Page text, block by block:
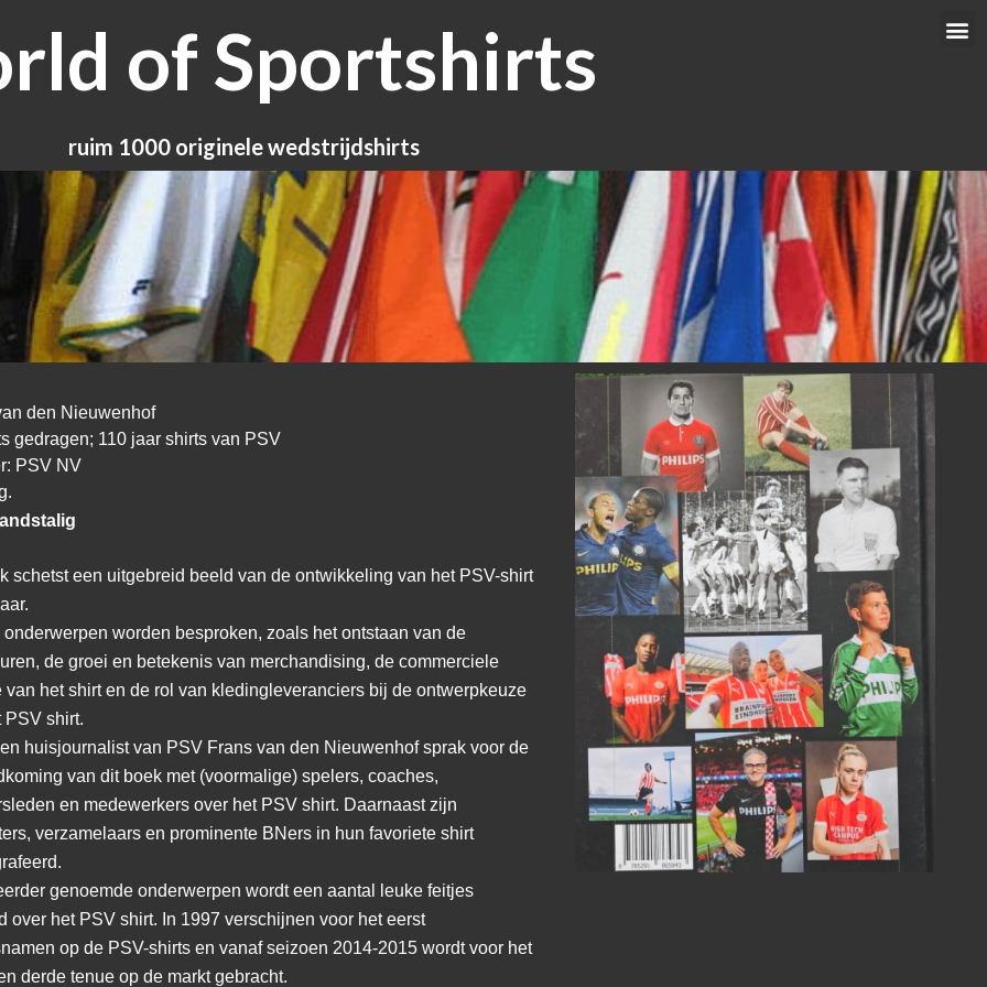
of Sportshirts
ruim 1000 originele wedstrijdshirts
den Nieuwenhof
gedragen; 110 jaar shirts van PSV
PSV NV
schetst een uitgebreid beeld van de ontwikkeling van het PSV-shirt
onderwerpen worden besproken, zoals het ontstaan van de
de groei en betekenis van merchandising, de commerciele
van het shirt en de rol van kledingleveranciers bij de ontwerpkeuze
PSV shirt.
huisjournalist van PSV Frans van den Nieuwenhof sprak voor de
van dit boek met (voormalige) spelers, coaches,
en medewerkers over het PSV shirt. Daarnaast zijn
verzamelaars en prominente BNers in hun favoriete shirt
genoemde onderwerpen wordt een aantal leuke feitjes
over het PSV shirt. In 1997 verschijnen voor het eerst
op de PSV-shirts en vanaf seizoen 2014-2015 wordt voor het
derde tenue op de markt gebracht.